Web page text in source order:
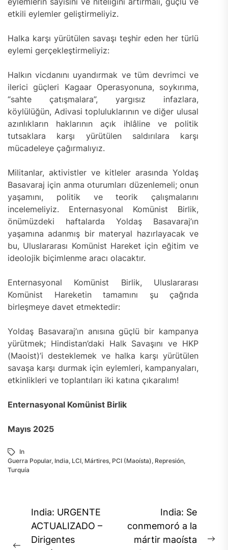
etkili eylemler geliştirmeliyiz.
Halka karşı yürütülen savaşı teşhir eden her türlü
eylemi gerçekleştirmeliyiz:
Halkın vicdanını uyandırmak ve tüm devrimci ve
ilerici güçleri Kagaar Operasyonuna, soykırıma,
“sahte çatışmalara”, yargısız infazlara,
köylülüğün, Adivasi topluluklarının ve diğer ulusal
azınlıkların haklarının açık ihlâline ve politik
tutsaklara karşı yürütülen saldırılara karşı
mücadeleye çağırmalıyız.
Militanlar, aktivistler ve kitleler arasında Yoldaş
Basavaraj için anma oturumları düzenlemeli; onun
yaşamını, politik ve teorik çalışmalarını
incelemeliyiz. Enternasyonal Komünist Birlik,
önümüzdeki haftalarda Yoldaş Basavaraj’ın
yaşamına adanmış bir materyal hazırlayacak ve
bu, Uluslararası Komünist Hareket için eğitim ve
ideolojik biçimlenme aracı olacaktır.
Enternasyonal Komünist Birlik, Uluslararası
Komünist Hareketin tamamını şu çağrıda
birleşmeye davet etmektedir:
Yoldaş Basavaraj’ın anısına güçlü bir kampanya
yürütmek; Hindistan’daki Halk Savaşını ve HKP
(Maoist)’i desteklemek ve halka karşı yürütülen
savaşa karşı durmak için eylemleri, kampanyaları,
etkinlikleri ve toplantıları iki katına çıkaralım!
Enternasyonal Komünist Birlik
Mayıs 2025
In
Guerra Popular, India, LCI, Mártires, PCI (Maoísta), Represión,
Turquía
Navegación
entradas
India: URGENTE
ACTUALIZADO –
Dirigentes
India: Se
conmemoró a la
mártir maoísta